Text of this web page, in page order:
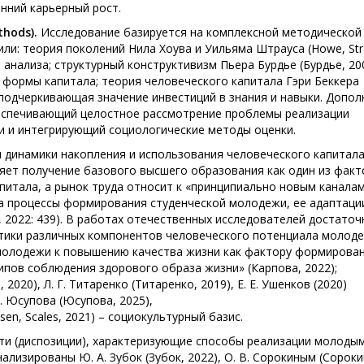
карьерный рост.
Исследование базируется на комплексной методической
теория поколений Нила Хоува и Уильяма Штрауса (Howe,
структурный конструктивизм Пьера Бурдье (Бурдье,
капитала; теория человеческого капитала Гэри Беккера
значение инвестиций в знания и навыки.
целостное рассмотрение проблемы реализации
интегрирующий социологические методы оценки.
накопления и использования человеческого капитала
получение базового высшего образования как один из
а рынок труда относит к «принципиально новым
формирования студенческой молодежи, ее
439). В работах отечественных исследователей
различных компонентов человеческого потенциала
к повышению качества жизни как фактору
соблюдения здорового образа жизни» (Карпова, 2022);
Л. Г. Титаренко (Титаренко, 2019), Е. Е. Ушенков (2020)
Юсупова (Юсупова, 2025),
Scales, 2021) – социокультурный базис.
(диспозиции), характеризующие способы реализации
Ю. А. Зубок (Зубок, 2022), О. В. Сорокиным